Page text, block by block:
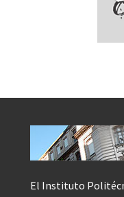
El Instituto